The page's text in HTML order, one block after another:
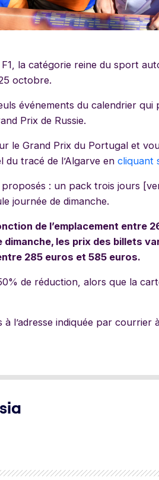
la catégorie reine du sport
octobre.
événements du calendrier qui
Prix de Russie.
le Grand Prix du Portugal et
tracé de l’Algarve en cliquant
: un pack trois jours
journée de dimanche.
de l’emplacement entre
dimanche, les prix des billets
285 euros et 585 euros.
de réduction, alors que la
l’adresse indiquée par courrier